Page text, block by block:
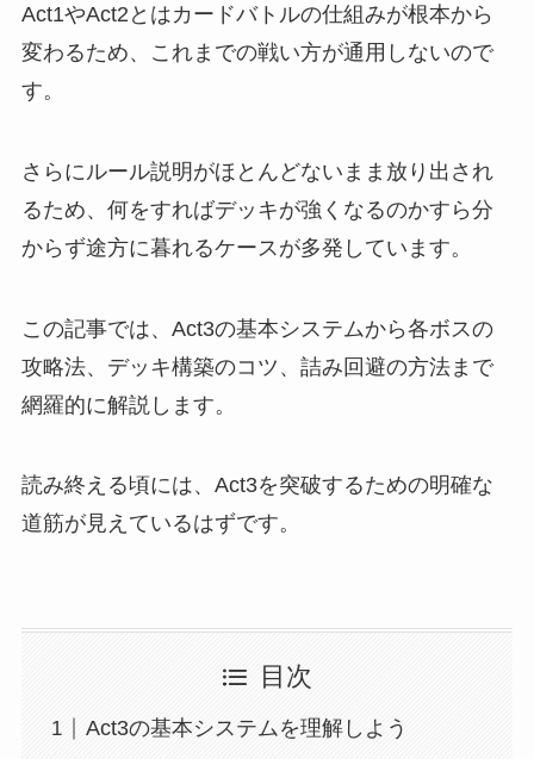
Act1やAct2とはカードバトルの仕組みが根本から
変わるため、これまでの戦い方が通用しないので
す。
さらにルール説明がほとんどないまま放り出され
るため、何をすればデッキが強くなるのかすら分
からず途方に暮れるケースが多発しています。
この記事では、Act3の基本システムから各ボスの
攻略法、デッキ構築のコツ、詰み回避の方法まで
網羅的に解説します。
読み終える頃には、Act3を突破するための明確な
道筋が見えているはずです。
目次
Act3の基本システムを理解しよう